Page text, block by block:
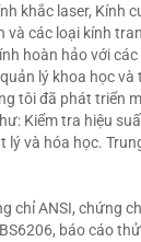
khắc laser, Kính
và các loại kính
hoàn hảo với
lý khoa học
tôi đã phát triển
Kiểm tra hiệu
lý và hóa học.
chỉ ANSI, chứng
báo cáo